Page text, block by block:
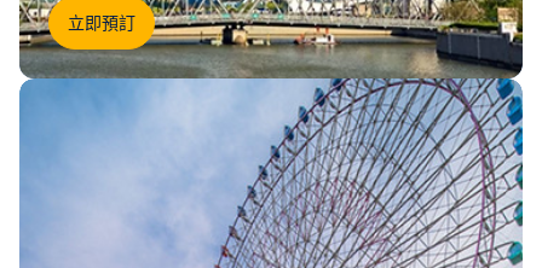
立即預訂